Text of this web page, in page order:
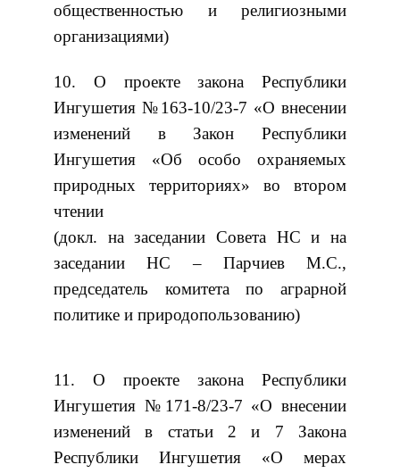
общественностью и религиозными
организациями)
10. О проекте закона Республики
Ингушетия №163-10/23-7 «О внесении
изменений в Закон Республики
Ингушетия «Об особо охраняемых
природных территориях» во втором
чтении
(докл. на заседании Совета НС и на
заседании НС – Парчиев М.С.,
председатель комитета по аграрной
политике и природопользованию)
11. О проекте закона Республики
Ингушетия №171-8/23-7 «О внесении
изменений в статьи 2 и 7 Закона
Республики Ингушетия «О мерах